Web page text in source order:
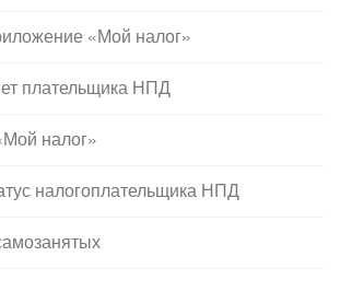
«Мой налог»
плательщика НПД
налог»
налогоплательщика НПД